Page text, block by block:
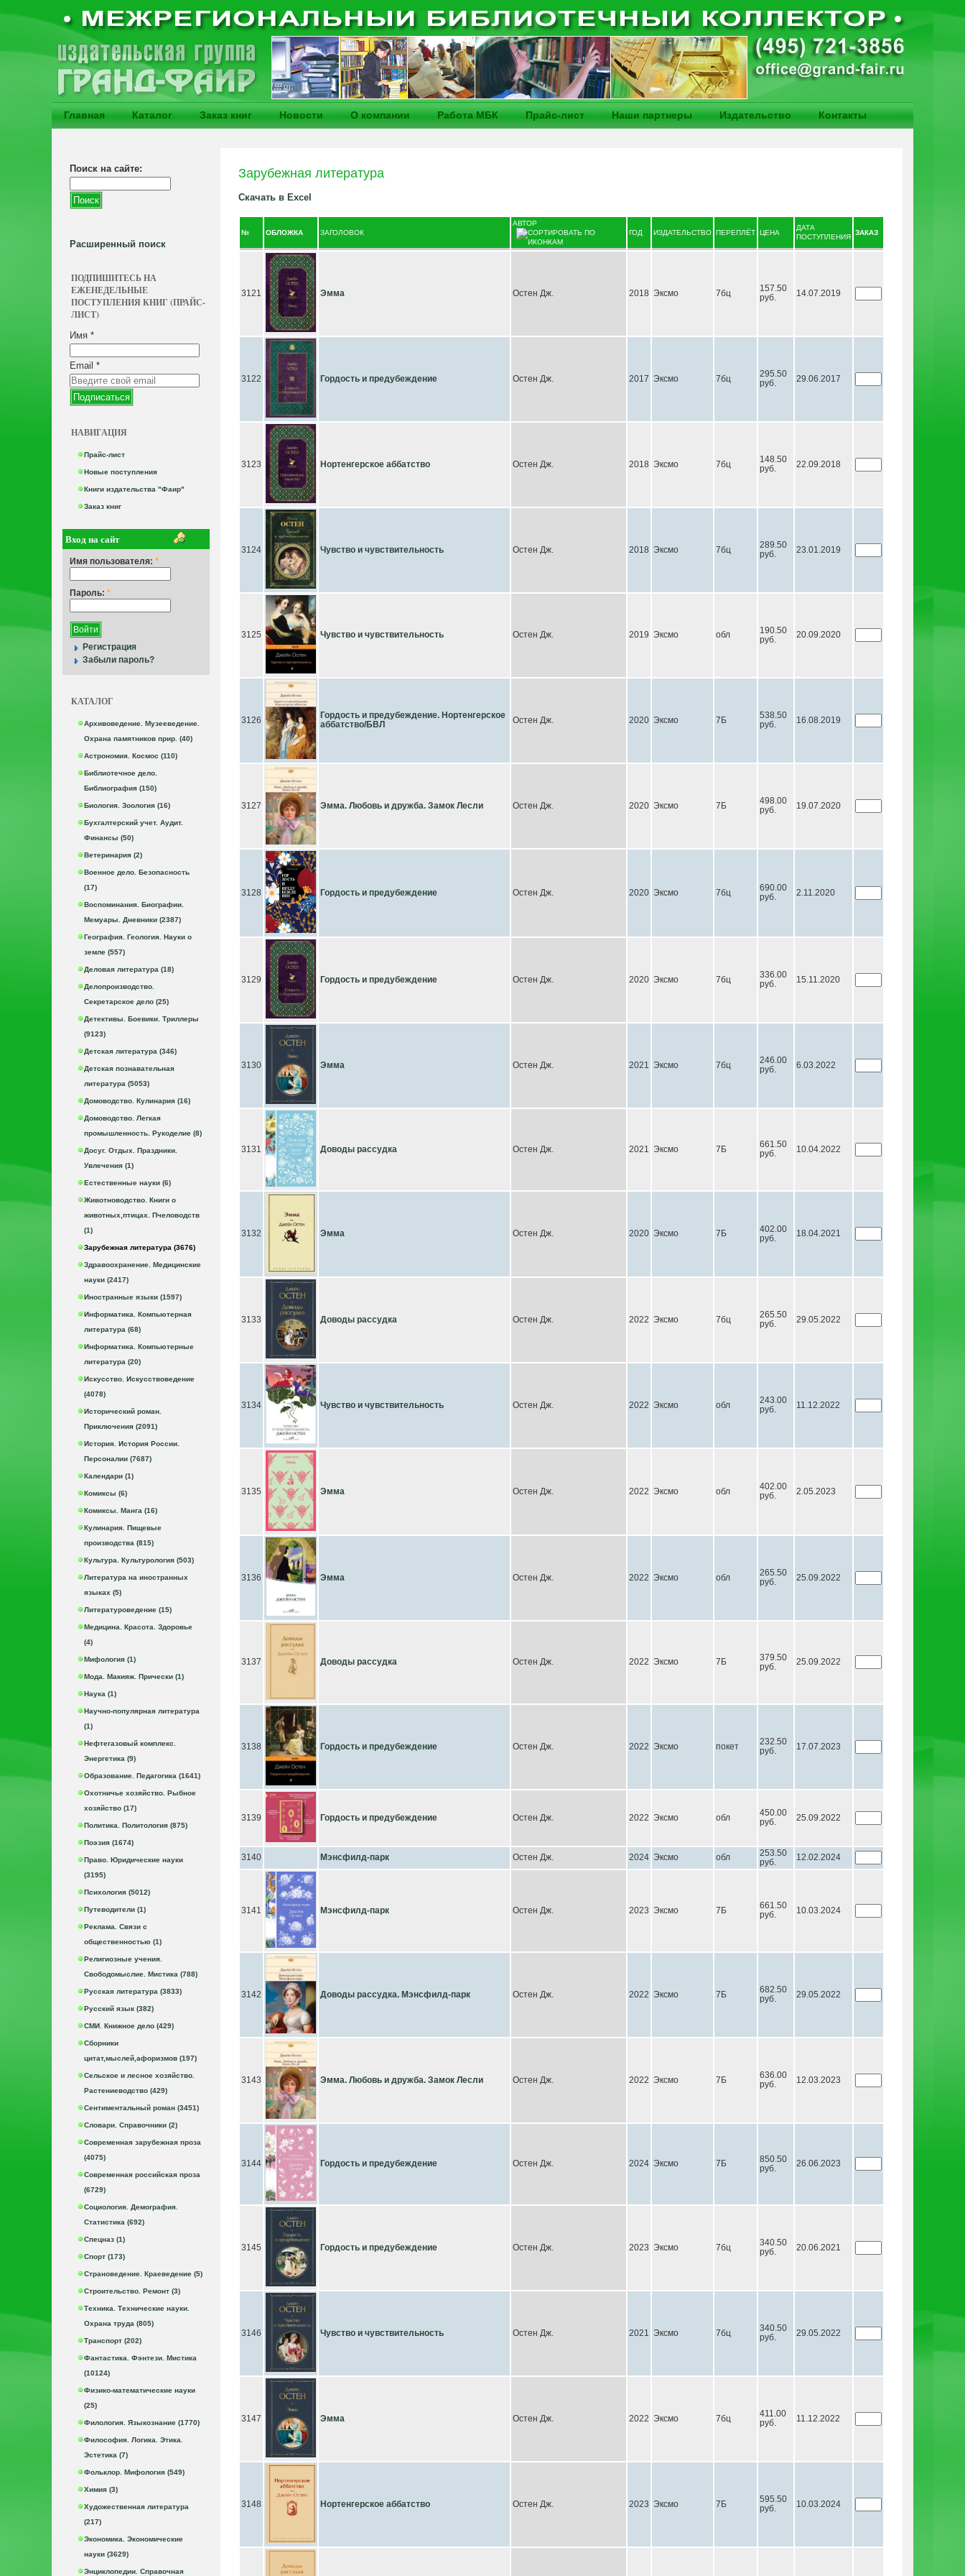
Главная Каталог Заказ книг Новости О компании Работа МБК Прайс-лист Наши партнеры Издательство Контакты
Поиск на сайте:
Расширенный поиск
ПОДПИШИТЕСЬ НА
ЕЖЕНЕДЕЛЬНЫЕ
ПОСТУПЛЕНИЯ КНИГ (ПРАЙС-
ЛИСТ)
Имя *
Email *
НАВИГАЦИЯ
Прайс-лист
Новые поступления
Книги издательства "Фаир"
Заказ книг
Вход на сайт
Имя пользователя: *
Пароль: *
Регистрация
Забыли пароль?
КАТАЛОГ
Архивоведение. Музееведение.
Охрана памятников прир. (40)
Астрономия. Космос (110)
Библиотечное дело.
Библиография (150)
Биология. Зоология (16)
Бухгалтерский учет. Аудит.
Финансы (50)
Ветеринария (2)
Военное дело. Безопасность
(17)
Воспоминания. Биографии.
Мемуары. Дневники (2387)
География. Геология. Науки о
земле (557)
Деловая литература (18)
Делопроизводство.
Секретарское дело (25)
Детективы. Боевики. Триллеры
(9123)
Детская литература (346)
Детская познавательная
литература (5053)
Домоводство. Кулинария (16)
Домоводство. Легкая
промышленность. Рукоделие (8)
Досуг. Отдых. Праздники.
Увлечения (1)
Естественные науки (6)
Животноводство. Книги о
животных,птицах. Пчеловодств
(1)
Зарубежная литература (3676)
Здравоохранение. Медицинские
науки (2417)
Иностранные языки (1597)
Информатика. Компьютерная
литература (68)
Информатика. Компьютерные
литература (20)
Искусство. Искусствоведение
(4078)
Исторический роман.
Приключения (2091)
История. История России.
Персоналии (7687)
Календари (1)
Комиксы (6)
Комиксы. Манга (16)
Кулинария. Пищевые
производства (815)
Культура. Культурология (503)
Литература на иностранных
языках (5)
Литературоведение (15)
Медицина. Красота. Здоровье
(4)
Мифология (1)
Мода. Макияж. Прически (1)
Наука (1)
Научно-популярная литература
(1)
Нефтегазовый комплекс.
Энергетика (9)
Образование. Педагогика (1641)
Охотничье хозяйство. Рыбное
хозяйство (17)
Политика. Политология (875)
Поэзия (1674)
Право. Юридические науки
(3195)
Психология (5012)
Путеводители (1)
Реклама. Связи с
общественностью (1)
Религиозные учения.
Свободомыслие. Мистика (788)
Русская литература (3833)
Русский язык (382)
СМИ. Книжное дело (429)
Сборники
цитат,мыслей,афоризмов (197)
Сельское и лесное хозяйство.
Растениеводство (429)
Сентиментальный роман (3451)
Словари. Справочники (2)
Современная зарубежная проза
(4075)
Современная российская проза
(6729)
Социология. Демография.
Статистика (692)
Спецназ (1)
Спорт (173)
Страноведение. Краеведение (5)
Строительство. Ремонт (3)
Техника. Технические науки.
Охрана труда (805)
Транспорт (202)
Фантастика. Фэнтези. Мистика
(10124)
Физико-математические науки
(25)
Филология. Языкознание (1770)
Философия. Логика. Этика.
Эстетика (7)
Фольклор. Мифология (549)
Химия (3)
Художественная литература
(217)
Экономика. Экономические
науки (3629)
Энциклопедии. Справочная
Зарубежная литература
Скачать в Excel
№ ОБЛОЖКА ЗАГОЛОВОК
АВТОР
ГОД
ИЗДАТЕЛЬСТВО ПЕРЕПЛЁТ ЦЕНА
ДАТА
ПОСТУПЛЕНИЯ
ЗАКАЗ
3121 Эмма Остен Дж. 2018 Эксмо 7бц
157.50
руб.
14.07.2019
3122 Гордость и предубеждение Остен Дж. 2017 Эксмо 7бц
295.50
руб.
29.06.2017
3123 Нортенгерское аббатство Остен Дж. 2018 Эксмо 7бц
148.50
руб.
22.09.2018
3124 Чувство и чувствительность Остен Дж. 2018 Эксмо 7бц
289.50
руб.
23.01.2019
3125 Чувство и чувствительность Остен Дж. 2019 Эксмо обл
190.50
руб.
20.09.2020
3126
Гордость и предубеждение. Нортенгерское
аббатство/БВЛ
Остен Дж. 2020 Эксмо 7Б
538.50
руб.
16.08.2019
3127 Эмма. Любовь и дружба. Замок Лесли Остен Дж. 2020 Эксмо 7Б
498.00
руб.
19.07.2020
3128 Гордость и предубеждение Остен Дж. 2020 Эксмо 7бц
690.00
руб.
2.11.2020
3129 Гордость и предубеждение Остен Дж. 2020 Эксмо 7бц
336.00
руб.
15.11.2020
3130 Эмма Остен Дж. 2021 Эксмо 7бц
246.00
руб.
6.03.2022
3131 Доводы рассудка Остен Дж. 2021 Эксмо 7Б
661.50
руб.
10.04.2022
3132 Эмма Остен Дж. 2020 Эксмо 7Б
402.00
руб.
18.04.2021
3133 Доводы рассудка Остен Дж. 2022 Эксмо 7бц
265.50
руб.
29.05.2022
3134 Чувство и чувствительность Остен Дж. 2022 Эксмо обл
243.00
руб.
11.12.2022
3135 Эмма Остен Дж. 2022 Эксмо обл
402.00
руб.
2.05.2023
3136 Эмма Остен Дж. 2022 Эксмо обл
265.50
руб.
25.09.2022
3137 Доводы рассудка Остен Дж. 2022 Эксмо 7Б
379.50
руб.
25.09.2022
3138 Гордость и предубеждение Остен Дж. 2022 Эксмо покет
232.50
руб.
17.07.2023
3139 Гордость и предубеждение Остен Дж. 2022 Эксмо обл
450.00
руб.
25.09.2022
3140 Мэнсфилд-парк Остен Дж. 2024 Эксмо обл
253.50
руб.
12.02.2024
3141 Мэнсфилд-парк Остен Дж. 2023 Эксмо 7Б
661.50
руб.
10.03.2024
3142 Доводы рассудка. Мэнсфилд-парк Остен Дж. 2022 Эксмо 7Б
682.50
руб.
29.05.2022
3143 Эмма. Любовь и дружба. Замок Лесли Остен Дж. 2022 Эксмо 7Б
636.00
руб.
12.03.2023
3144 Гордость и предубеждение Остен Дж. 2024 Эксмо 7Б
850.50
руб.
26.06.2023
3145 Гордость и предубеждение Остен Дж. 2023 Эксмо 7бц
340.50
руб.
20.06.2021
3146 Чувство и чувствительность Остен Дж. 2021 Эксмо 7бц
340.50
руб.
29.05.2022
3147 Эмма Остен Дж. 2022 Эксмо 7бц
411.00
руб.
11.12.2022
3148 Нортенгерское аббатство Остен Дж. 2023 Эксмо 7Б
595.50
руб.
10.03.2024